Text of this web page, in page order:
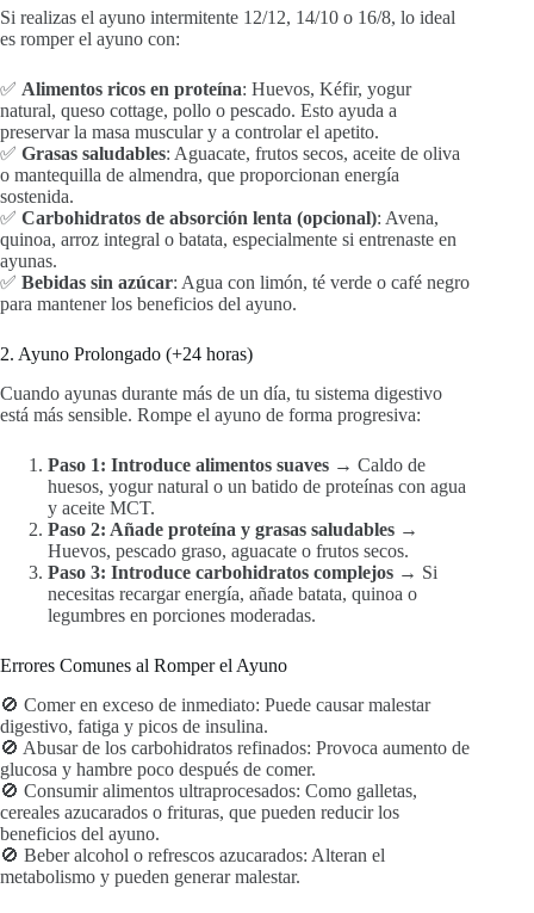
Si realizas el ayuno intermitente 12/12, 14/10 o 16/8, lo ideal
es romper el ayuno con:
✅ Alimentos ricos en proteína: Huevos, Kéfir, yogur
natural, queso cottage, pollo o pescado. Esto ayuda a
preservar la masa muscular y a controlar el apetito.
✅ Grasas saludables: Aguacate, frutos secos, aceite de oliva
o mantequilla de almendra, que proporcionan energía
sostenida.
✅ Carbohidratos de absorción lenta (opcional): Avena,
quinoa, arroz integral o batata, especialmente si entrenaste en
ayunas.
✅ Bebidas sin azúcar: Agua con limón, té verde o café negro
para mantener los beneficios del ayuno.
2. Ayuno Prolongado (+24 horas)
Cuando ayunas durante más de un día, tu sistema digestivo
está más sensible. Rompe el ayuno de forma progresiva:
Paso 1: Introduce alimentos suaves → Caldo de
huesos, yogur natural o un batido de proteínas con agua
y aceite MCT.
Paso 2: Añade proteína y grasas saludables →
Huevos, pescado graso, aguacate o frutos secos.
Paso 3: Introduce carbohidratos complejos → Si
necesitas recargar energía, añade batata, quinoa o
legumbres en porciones moderadas.
Errores Comunes al Romper el Ayuno
🚫 Comer en exceso de inmediato: Puede causar malestar
digestivo, fatiga y picos de insulina.
🚫 Abusar de los carbohidratos refinados: Provoca aumento de
glucosa y hambre poco después de comer.
🚫 Consumir alimentos ultraprocesados: Como galletas,
cereales azucarados o frituras, que pueden reducir los
beneficios del ayuno.
🚫 Beber alcohol o refrescos azucarados: Alteran el
metabolismo y pueden generar malestar.